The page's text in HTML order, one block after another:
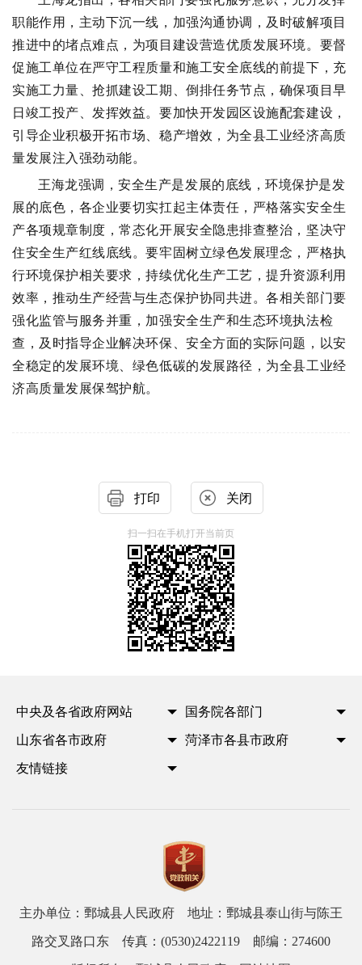
职能作用，主动下沉一线，加强沟通协调，及时破解项目
推进中的堵点难点，为项目建设营造优质发展环境。要督
促施工单位在严守工程质量和施工安全底线的前提下，充
实施工力量、抢抓建设工期、倒排任务节点，确保项目早
日竣工投产、发挥效益。要加快开发园区设施配套建设，
引导企业积极开拓市场、稳产增效，为全县工业经济高质
量发展注入强劲动能。
王海龙强调，安全生产是发展的底线，环境保护是发
展的底色，各企业要切实扛起主体责任，严格落实安全生
产各项规章制度，常态化开展安全隐患排查整治，坚决守
住安全生产红线底线。要牢固树立绿色发展理念，严格执
行环境保护相关要求，持续优化生产工艺，提升资源利用
效率，推动生产经营与生态保护协同共进。各相关部门要
强化监管与服务并重，加强安全生产和生态环境执法检
查，及时指导企业解决环保、安全方面的实际问题，以安
全稳定的发展环境、绿色低碳的发展路径，为全县工业经
济高质量发展保驾护航。
打印 关闭
扫一扫在手机打开当前页
中央及各省政府网站 国务院各部门
山东省各市政府 菏泽市各县市政府
友情链接
主办单位：鄄城县人民政府 地址：鄄城县泰山街与陈王
路交叉路口东 传真：(0530)2422119 邮编：274600